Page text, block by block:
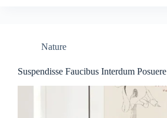
Nature
Suspendisse Faucibus Interdum Posuere